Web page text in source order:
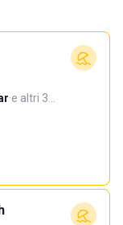
·e altri 3…